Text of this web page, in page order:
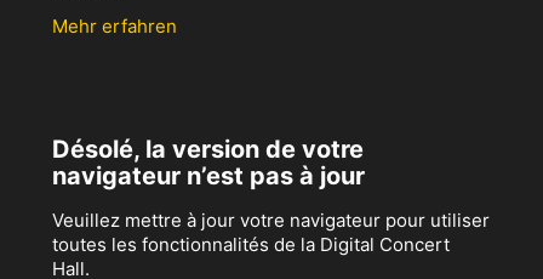
Mehr erfahren
Désolé, la version de votre
navigateur n’est pas à jour
Veuillez mettre à jour votre navigateur pour utiliser
toutes les fonctionnalités de la Digital Concert
Hall.